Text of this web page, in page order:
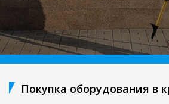
Покупка оборудования в